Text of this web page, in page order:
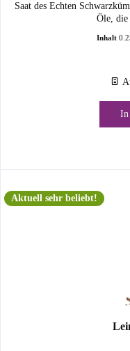
Saat des Echten
Öle, die
Inhalt
In
Aktuell sehr beliebt!